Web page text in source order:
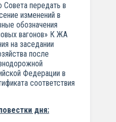
передать в
изменений в
обозначения
вагонов» К ЖА
на заседании
после
Федерации в
соответствия
дня: